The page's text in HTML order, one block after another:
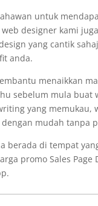
untuk
designer kami
yang cantik
anda.
menaikkan
sebelum mula buat
yang memukau,
mudah tanpa
berada di tempat
promo Sales